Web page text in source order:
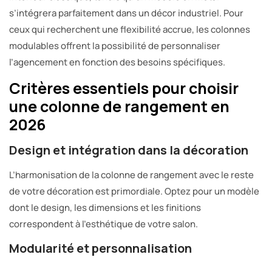
s’intégrera parfaitement dans un décor industriel. Pour
ceux qui recherchent une flexibilité accrue, les colonnes
modulables offrent la possibilité de personnaliser
l’agencement en fonction des besoins spécifiques.
Critères essentiels pour choisir
une colonne de rangement en
2026
Design et intégration dans la décoration
L’harmonisation de la colonne de rangement avec le reste
de votre décoration est primordiale. Optez pour un modèle
dont le design, les dimensions et les finitions
correspondent à l’esthétique de votre salon.
Modularité et personnalisation